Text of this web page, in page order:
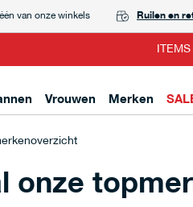
van onze winkels Ruilen en
Vrouwen Merken
onze